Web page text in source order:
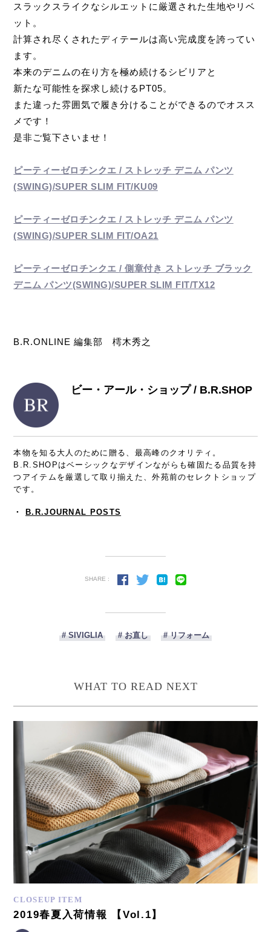
スラックスライクなシルエットに厳選された生地やリベ
ット。
計算され尽くされたディテールは高い完成度を誇ってい
ます。
本来のデニムの在り方を極め続けるシビリアと
新たな可能性を探求し続けるPT05。
また違った雰囲気で履き分けることができるのでオスス
メです！
是非ご覧下さいませ！
ピーティーゼロチンクエ / ストレッチ デニム パンツ
(SWING)/SUPER SLIM FIT/KU09
ピーティーゼロチンクエ / ストレッチ デニム パンツ
(SWING)/SUPER SLIM FIT/OA21
ピーティーゼロチンクエ / 側章付き ストレッチ ブラック
デニム パンツ(SWING)/SUPER SLIM FIT/TX12
B.R.ONLINE 編集部 樗木秀之
ビー・アール・ショップ / B.R.SHOP
本物を知る大人のために贈る、最高峰のクオリティ。
B.R.SHOPはベーシックなデザインながらも確固たる品質を持
つアイテムを厳選して取り揃えた、外苑前のセレクトショップ
です。
・B.R.JOURNAL POSTS
SHARE :
# SIVIGLIA # お直し # リフォーム
WHAT TO READ NEXT
CLOSEUP ITEM
2019春夏入荷情報 【Vol.1】